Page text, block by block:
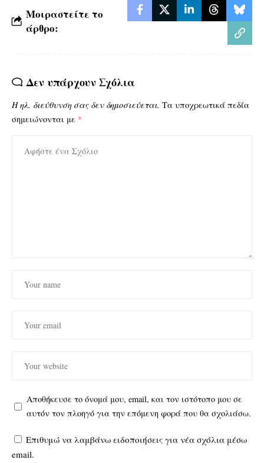
Μοιραστείτε το
άρθρο:
Δεν υπάρχουν Σχόλια
Η ηλ. διεύθυνση σας δεν δημοσιεύεται. Τα υποχρεωτικά πεδία
σημειώνονται με *
Αποθήκευσε το όνομά μου, email, και τον ιστότοπο μου σε
αυτόν τον πλοηγό για την επόμενη φορά που θα σχολιάσω.
Επιθυμώ να λαμβάνω ειδοποιήσεις για νέα σχόλια μέσω
email.